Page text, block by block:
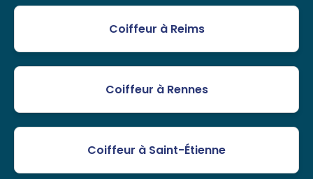
Coiffeur à Reims
Coiffeur à Rennes
Coiffeur à Saint-Étienne